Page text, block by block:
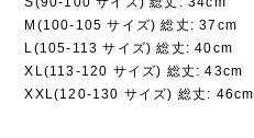
M(100-105 サイズ) 総丈: 37cm
L(105-113 サイズ) 総丈: 40cm
XL(113-120 サイズ) 総丈: 43cm
XXL(120-130 サイズ) 総丈: 46cm